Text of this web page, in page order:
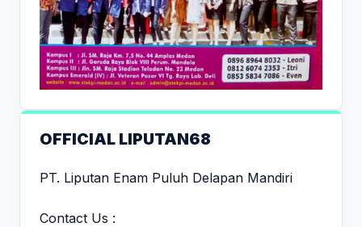
OFFICIAL LIPUTAN68
PT. Liputan Enam Puluh Delapan Mandiri
Contact Us :